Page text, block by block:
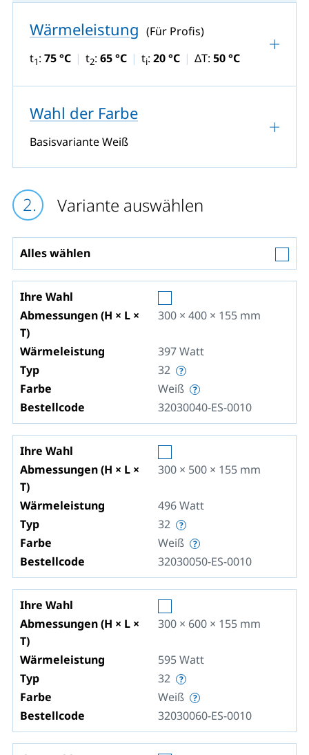
Wärmeleistung (Für Profis)
t1: 75 °C t2: 65 °C ti: 20 °C ΔT: 50 °C
Wahl der Farbe
Basisvariante Weiß
Variante auswählen
Alles wählen
Ihre Wahl
Abmessungen (H × L ×
T)
300 × 400 × 155 mm
Wärmeleistung 397Watt
Typ
32
Farbe
Weiß
Bestellcode
32030040-ES-0010
Ihre Wahl
Abmessungen (H × L ×
T)
300 × 500 × 155 mm
Wärmeleistung 496Watt
Typ
32
Farbe
Weiß
Bestellcode
32030050-ES-0010
Ihre Wahl
Abmessungen (H × L ×
T)
300 × 600 × 155 mm
Wärmeleistung 595Watt
Typ
32
Farbe
Weiß
Bestellcode
32030060-ES-0010